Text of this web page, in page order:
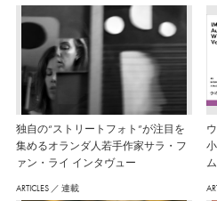
独自の“ストリートフォト”が注目を
集めるオランダ人若手作家サラ・フ
ァン・ライ インタヴュー
ARTICLES ／ 連載